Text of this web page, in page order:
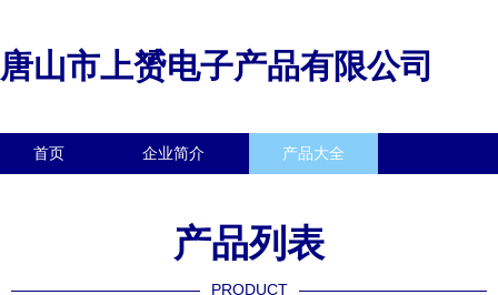
唐山市上赟电子产品有限公司
首页 企业简介 产品大全
产品列表
PRODUCT